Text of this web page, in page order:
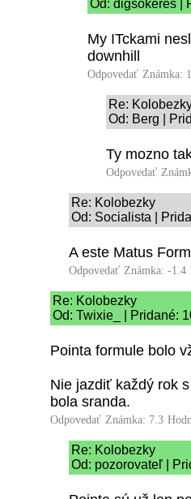
Od: digsokeres |
My ITckami
downhill
Odpovedať Známka:
Re:
Od: Berg |
Ty mozno
Odpovedať
Re: Kolobezky
Od: Socialista |
A este Matus
Odpovedať Známka: -1.4
Re: Kolobezky
Od: Twixie_ | Pridané:
Pointa formule bolo
Nie jazdiť každý rok
bola sranda.
Odpovedať Známka: 7.3
Re: Kolobezky
Od: pozorovateľ |